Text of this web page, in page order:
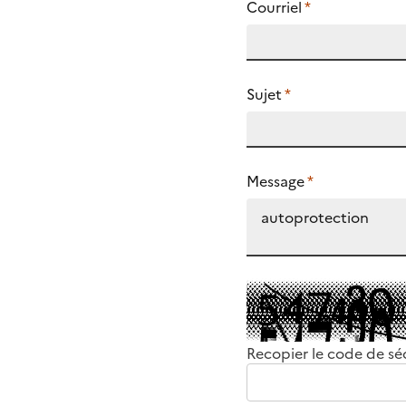
Courriel*
Sujet*
Message*
Recopier le code de